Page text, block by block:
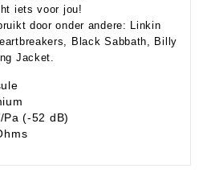
iets voor jou!
door onder andere: Linkin
Black Sabbath, Billy
Jacket.
Pa (-52 dB)